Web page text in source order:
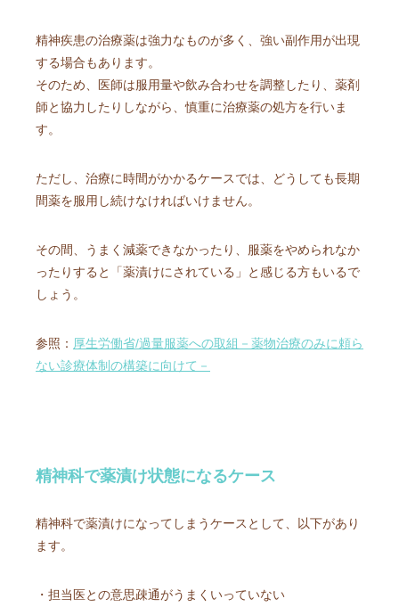
精神疾患の治療薬は強力なものが多く、強い副作用が出現
する場合もあります。
そのため、医師は服用量や飲み合わせを調整したり、薬剤
師と協力したりしながら、慎重に治療薬の処方を行いま
す。
ただし、治療に時間がかかるケースでは、どうしても長期
間薬を服用し続けなければいけません。
その間、うまく減薬できなかったり、服薬をやめられなか
ったりすると「薬漬けにされている」と感じる方もいるで
しょう。
参照： 厚生労働省/過量服薬への取組－薬物治療のみに頼ら
ない診療体制の構築に向けて－
精神科で薬漬け状態になるケース
精神科で薬漬けになってしまうケースとして、以下があり
ます。
・担当医との意思疎通がうまくいっていない